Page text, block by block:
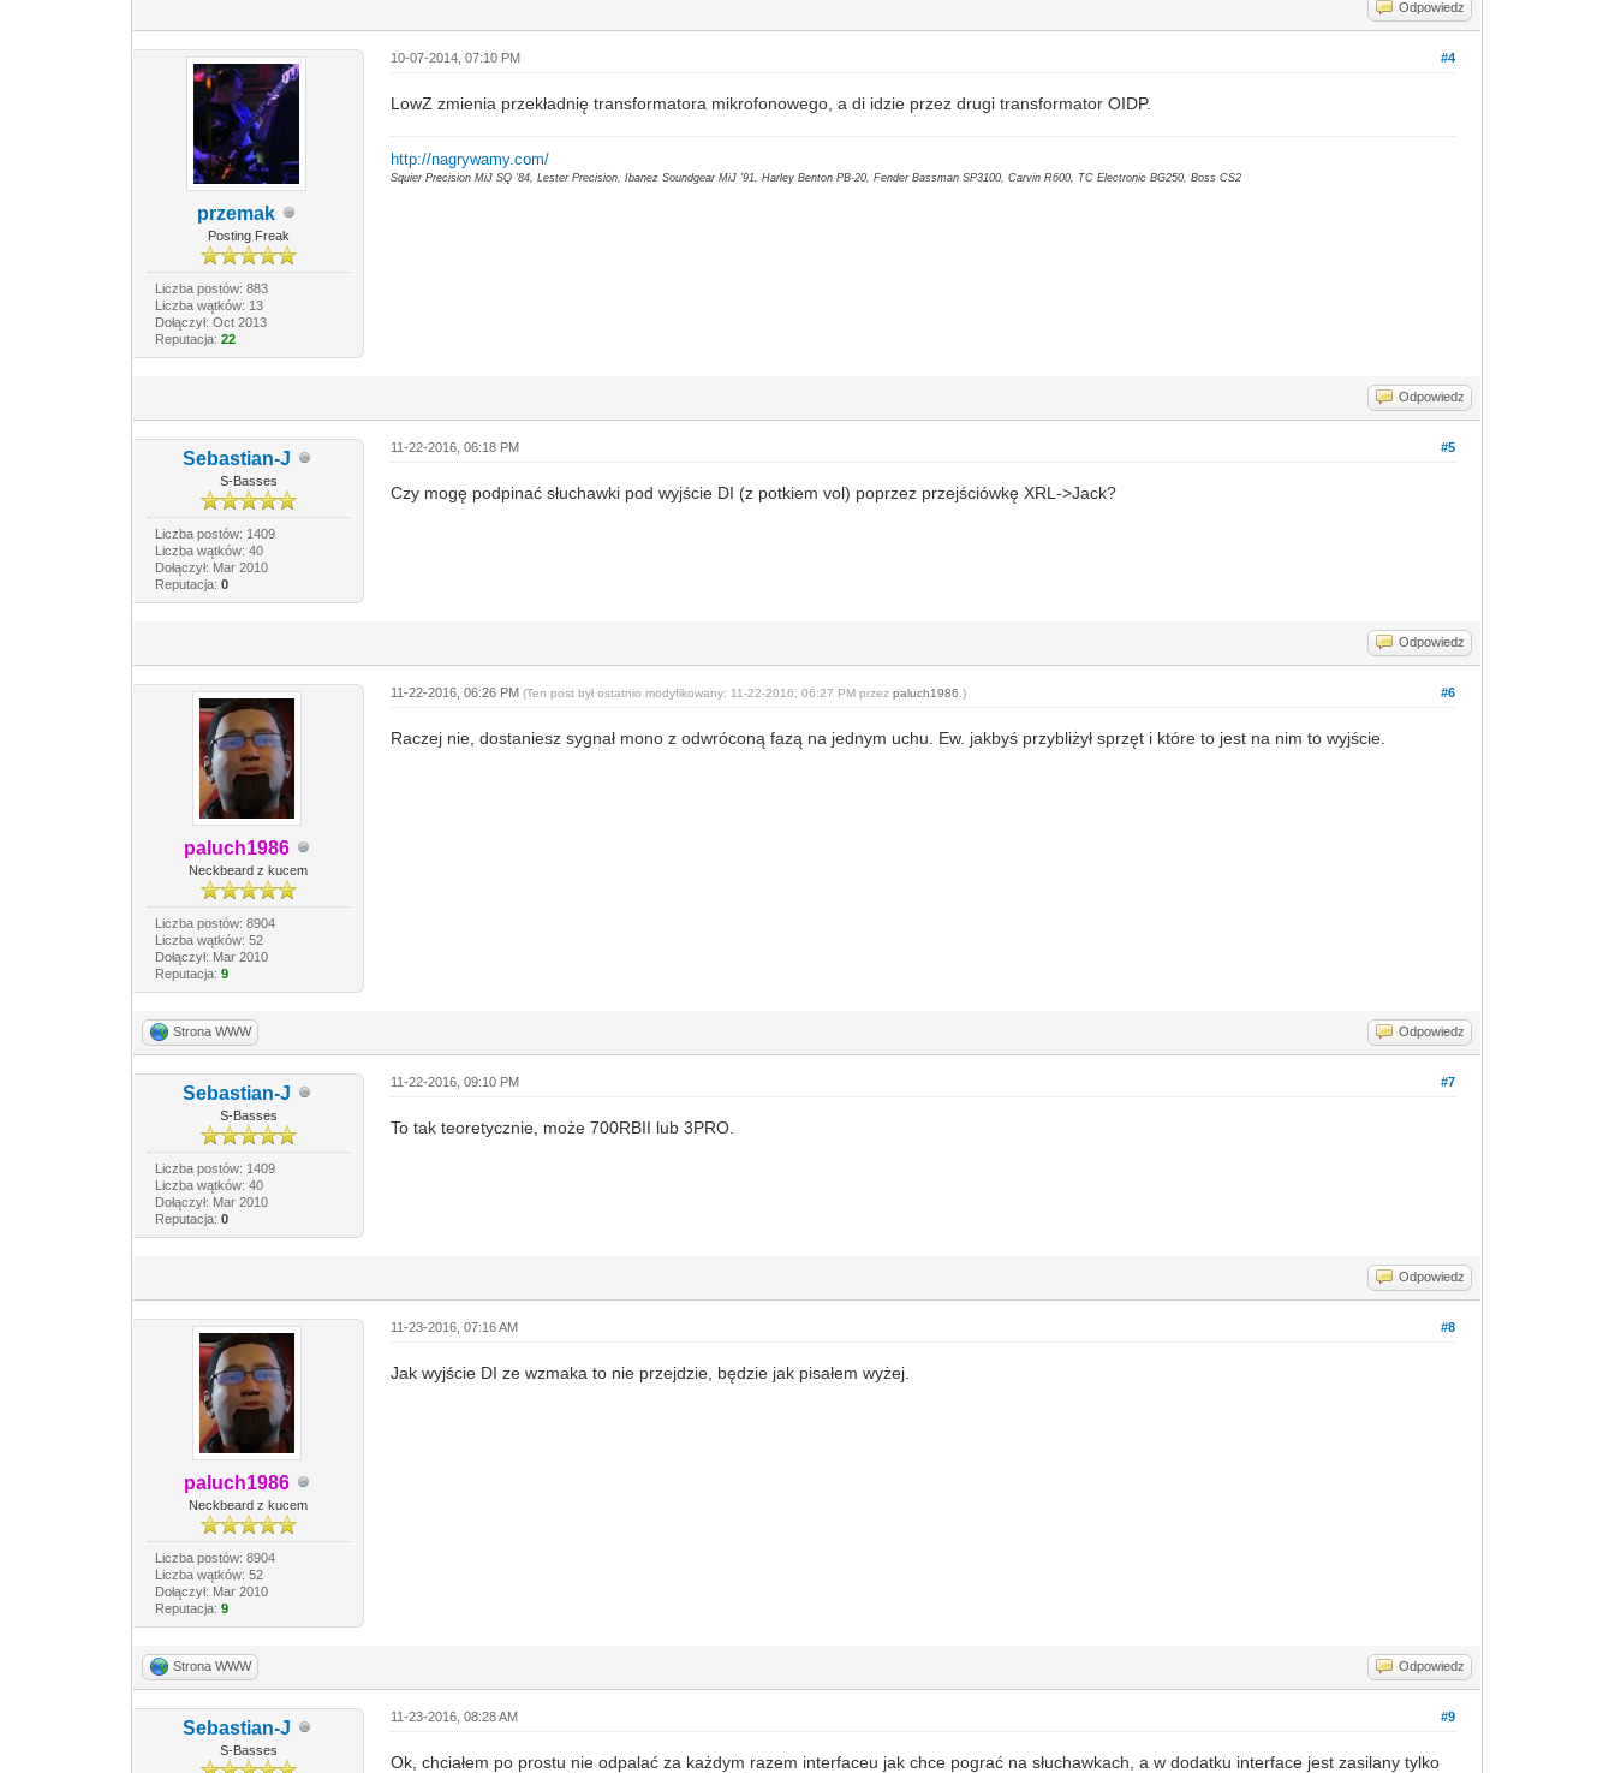
Odpowiedz
przemak
Posting Freak
Liczba postów: 883
Liczba wątków: 13
Dołączył: Oct 2013
Reputacja: 22
#4
10-07-2014, 07:10 PM
LowZ zmienia przekładnię transformatora mikrofonowego, a di idzie przez drugi transformator OIDP.
http://nagrywamy.com/
Squier Precision MiJ SQ '84, Lester Precision, Ibanez Soundgear MiJ '91, Harley Benton PB-20, Fender Bassman SP3100, Carvin R600, TC Electronic BG250, Boss CS2
Odpowiedz
Sebastian-J
S-Basses
Liczba postów: 1409
Liczba wątków: 40
Dołączył: Mar 2010
Reputacja: 0
#5
11-22-2016, 06:18 PM
Czy mogę podpinać słuchawki pod wyjście DI (z potkiem vol) poprzez przejściówkę XRL->Jack?
Odpowiedz
paluch1986
Neckbeard z kucem
Liczba postów: 8904
Liczba wątków: 52
Dołączył: Mar 2010
Reputacja: 9
#6
11-22-2016, 06:26 PM(Ten post był ostatnio modyfikowany: 11-22-2016, 06:27 PM przezpaluch1986 .)
Raczej nie, dostaniesz sygnał mono z odwróconą fazą na jednym uchu. Ew. jakbyś przybliżył sprzęt i które to jest na nim to wyjście.
Strona WWW Odpowiedz
Sebastian-J
S-Basses
Liczba postów: 1409
Liczba wątków: 40
Dołączył: Mar 2010
Reputacja: 0
#7
11-22-2016, 09:10 PM
To tak teoretycznie, może 700RBII lub 3PRO.
Odpowiedz
paluch1986
Neckbeard z kucem
Liczba postów: 8904
Liczba wątków: 52
Dołączył: Mar 2010
Reputacja: 9
#8
11-23-2016, 07:16 AM
Jak wyjście DI ze wzmaka to nie przejdzie, będzie jak pisałem wyżej.
Strona WWW Odpowiedz
Sebastian-J
S-Basses
#9
11-23-2016, 08:28 AM
Ok, chciałem po prostu nie odpalać za każdym razem interfaceu jak chce pograć na słuchawkach, a w dodatku interface jest zasilany tylko